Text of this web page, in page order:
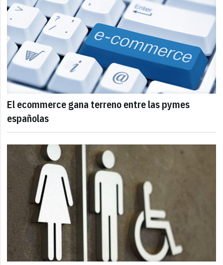
El ecommerce gana terreno entre las pymes
españolas